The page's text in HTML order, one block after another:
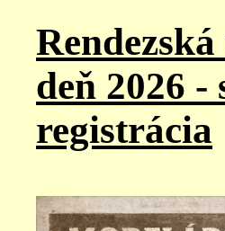
deň 2026 -
registrácia